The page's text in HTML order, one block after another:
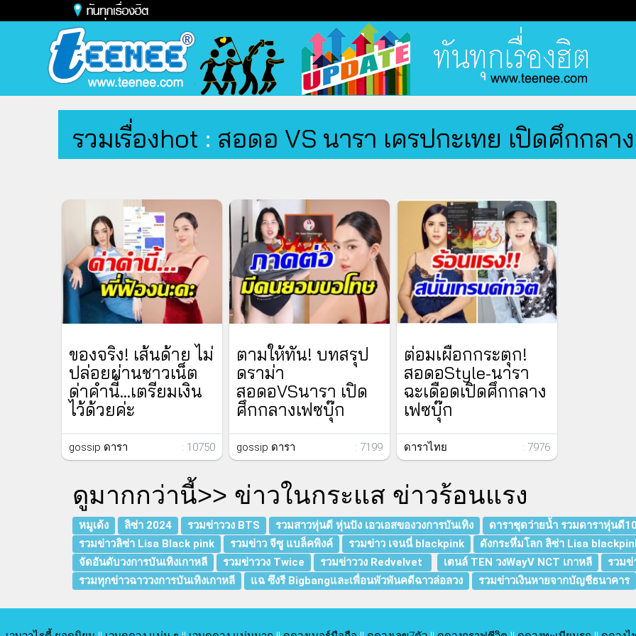
รวมเรื่องhot : สอดอ VS นารา เครปกะเทย เปิดศึกกลา
ของจริง! เส้นด้าย ไม่
ปล่อยผ่านชาวเน็ต
ด่าคำนี้...เตรียมเงิน
ไว้ด้วยค่ะ
gossip ดารา : 10750
ตามให้ทัน! บทสรุป
ดราม่า
สอดอVSนารา เปิด
ศึกกลางเฟซบุ๊ก
gossip ดารา : 7199
ต่อมเผือกกระตุก!
สอดอStyle-นารา
ฉะเดือดเปิดศึกกลาง
เฟซบุ๊ก
ดาราไทย : 7976
ดูมากกว่านี้>> ข่าวในกระแส ข่าวร้อนแรง
หมูเด้ง ลิซ่า 2024 รวมข่าววง BTS รวมสาวหุ่นดี หุ่นปัง เอวเอสของวงการบันเทิง ดาราชุดว่ายน้ำ รวมดาราหุ่นดี
รวมข่าวลิซ่า Lisa Black pink
รวมข่าว จีซู แบล็คพิงค์ รวมข่าว เจนนี่ blackpink
ดังกระหึ่มโลก ลิซ่า Lisa
จัดอันดับวงการบันเทิงเกาหลี
รวมข่าววง Twice รวมข่าววง Redvelvet เตนล์ TEN วงWayV NCT เกาหลี รวมข่
รวมทุกข่าวฉาววงการบันเทิงเกาหลี
แฉ ซึงรี Bigbangและเพื่อนพัวพันคดีฉาวล่อลวง รวมข่าวเงินหายจากบัญชีธนาคาร